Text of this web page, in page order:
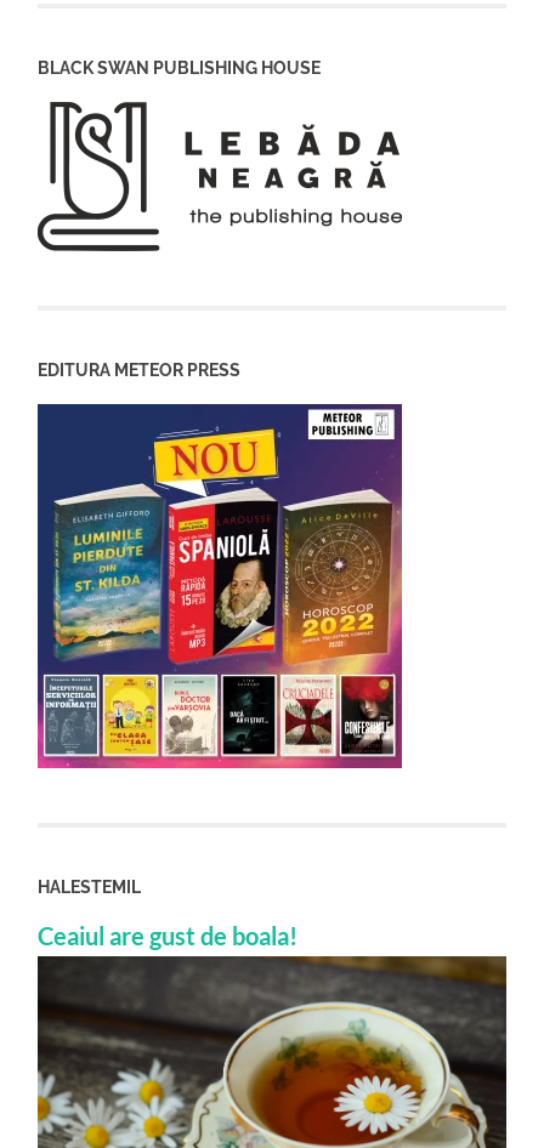
BLACK SWAN PUBLISHING HOUSE
EDITURA METEOR PRESS
HALESTEMIL
Ceaiul are gust de boala!